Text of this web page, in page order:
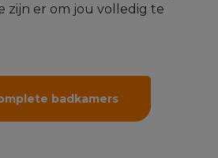
zijn er om jou volledig te
badkamers